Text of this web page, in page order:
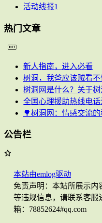
活动线报1
热门文章
新人指南，进入必看
树洞，我爸应该贼看
树洞网是什么？关于
全国心理援助热线电话
🌳树洞网：情感交流
公告栏
本站由emlog驱动
免责声明：本站所展示内
等违规信息，请联系客服
箱：78852624#qq.com